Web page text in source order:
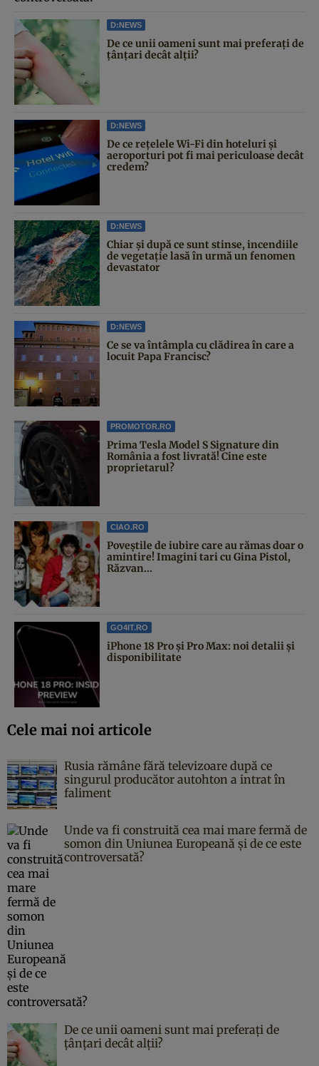
D:NEWS
De ce unii oameni sunt mai preferați de
țânțari decât alții?
D:NEWS
De ce rețelele Wi-Fi din hoteluri și
aeroporturi pot fi mai periculoase decât
credem?
D:NEWS
Chiar și după ce sunt stinse, incendiile
de vegetație lasă în urmă un fenomen
devastator
D:NEWS
Ce se va întâmpla cu clădirea în care a
locuit Papa Francisc?
PROMOTOR.RO
Prima Tesla Model S Signature din
România a fost livrată! Cine este
proprietarul?
CIAO.RO
Poveştile de iubire care au rămas doar o
amintire! Imagini tari cu Gina Pistol,
Răzvan...
GO4IT.RO
iPhone 18 Pro și Pro Max: noi detalii și
disponibilitate
Cele mai noi articole
Rusia rămâne fără televizoare după ce
singurul producător autohton a intrat în
faliment
Unde va fi construită cea mai mare fermă de
somon din Uniunea Europeană și de ce este
controversată?
De ce unii oameni sunt mai preferați de
țânțari decât alții?